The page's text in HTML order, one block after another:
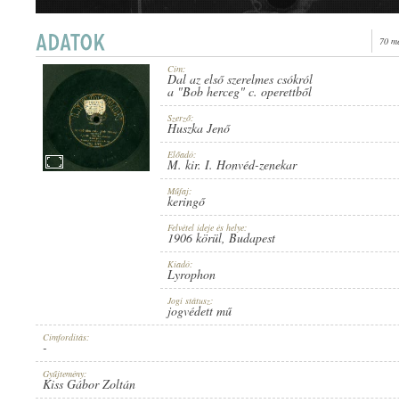
PUBLICATION: 1906 KÖRÜL
70
Cím:
Dal az első szerelmes csókról
a "Bob herceg" c. operettből
Szerző:
Huszka Jenő
Előadó:
M. kir. I. Honvéd-zenekar
Műfaj:
keringő
Felvétel ideje és helye:
1906 körül, Budapest
Kiadó:
Lyrophon
Jogi státusz:
jogvédett mű
Címfordítás:
-
Gyűjtemény:
Kiss Gábor Zoltán